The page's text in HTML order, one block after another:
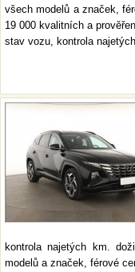
všech modelů a značek,
19 000 kvalitních a
stav vozu, kontrola
kontrola najetých km.
modelů a značek, férové